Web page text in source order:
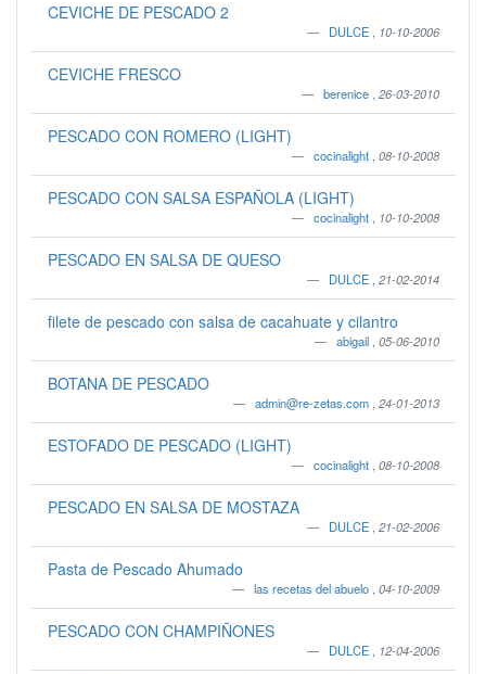
CEVICHE DE PESCADO 2
DULCE 10-10-2006
CEVICHE FRESCO
berenice 26-03-2010
PESCADO CON ROMERO (LIGHT)
cocinalight 08-10-2008
PESCADO CON SALSA ESPAÑOLA (LIGHT)
cocinalight 10-10-2008
PESCADO EN SALSA DE QUESO
DULCE 21-02-2014
filete de pescado con salsa de cacahuate y cilantro
abigail 05-06-2010
BOTANA DE PESCADO
admin@re-zetas.com 24-01-2013
ESTOFADO DE PESCADO (LIGHT)
cocinalight 08-10-2008
PESCADO EN SALSA DE MOSTAZA
DULCE 21-02-2006
Pasta de Pescado Ahumado
las recetas del abuelo 04-10-2009
PESCADO CON CHAMPIÑONES
DULCE 12-04-2006